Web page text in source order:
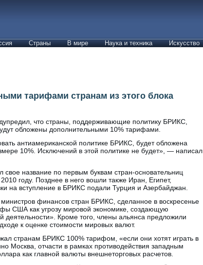
Страны В мире Наука и техника Искусство
тарифами странам из этого блока
что страны, поддерживающие политику БРИКС,
обложены дополнительными 10% тарифами.
антиамериканской политике БРИКС, будет обложена
10%. Исключений в этой политике не будет», — написал
название по первым буквам стран-основательниц
году. Позднее в него вошли также Иран, Египет,
на вступление в БРИКС подали Турция и Азербайджан.
финансов стран БРИКС, сделанное в воскресенье
США как угрозу мировой экономике, создающую
деятельности». Кроме того, члены альянса предложили
к оценке стоимости мировых валют.
странам БРИКС 100% тарифом, «если они хотят играть в
Москва, отчасти в рамках противодействия западным
как главной валюты внешнеторговых расчетов.